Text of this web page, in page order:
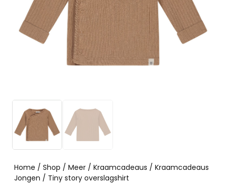
Home / Shop / Meer / Kraamcadeaus / Kraamcadeaus
Jongen / Tiny story overslagshirt